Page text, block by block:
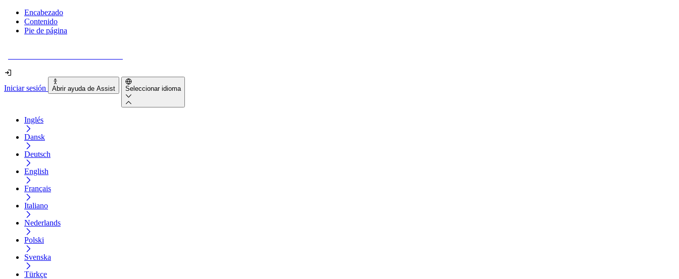
Encabezado
Contenido
Pie de página
Iniciar sesión Abrir ayuda de Assist Seleccionar idioma
Inglés
Dansk
Deutsch
English
Français
Italiano
Nederlands
Polski
Svenska
Türkçe